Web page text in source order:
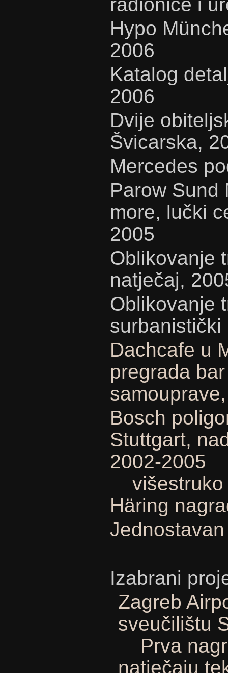
Hypo
2006
Katalog
2006
Dvije
Švicarska,
Mercedes
Parow Sund
more, lučki
2005
Oblikovanje
natječaj,
Oblikovanje
Dachcafe u
pregrada
Bosch
Stuttgart,
2002-2005
višestruko
Häring
Izabrani
Zagreb
sveučilištu
Prva
natječaju